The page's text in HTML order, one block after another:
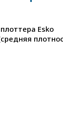
Esko